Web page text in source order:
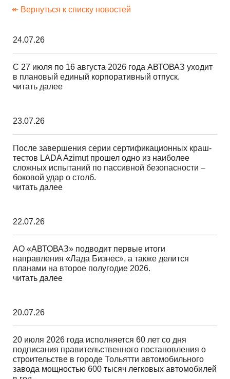
↞ Вернуться к списку новостей
24.07.26
С 27 июля по 16 августа 2026 года АВТОВАЗ уходит
в плановый единый корпоративный отпуск.
читать далее
23.07.26
После завершения серии сертификационных краш-
тестов LADA Azimut прошел одно из наиболее
сложных испытаний по пассивной безопасности –
боковой удар о столб.
читать далее
22.07.26
АО «АВТОВАЗ» подводит первые итоги
направления «Лада Бизнес», а также делится
планами на второе полугодие 2026.
читать далее
20.07.26
20 июля 2026 года исполняется 60 лет со дня
подписания правительственного постановления о
строительстве в городе Тольятти автомобильного
завода мощностью 600 тысяч легковых автомобилей